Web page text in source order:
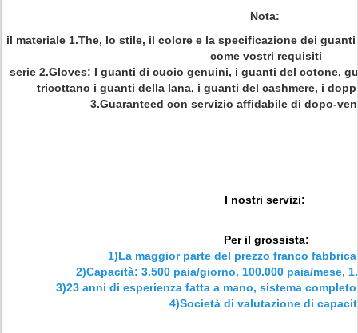
Nota:
il materiale 1.The, lo stile, il colore e la specificazione dei
come vostri requisiti
serie 2.Gloves: I guanti di cuoio genuini, i guanti del cotone,
tricottano i guanti della lana, i guanti del cashmere, i
3.Guaranteed con servizio affidabile di dopo-
I nostri servizi:
Per il grossista:
1)La maggior parte del prezzo franco
2)Capacità: 3.500 paia/giorno, 100.000 paia/mese,
3)23 anni di esperienza fatta a mano, sistema
4)Società di valutazione di